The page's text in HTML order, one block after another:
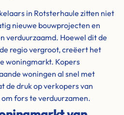
in Rotsterhaule zitten niet
nieuwe bouwprojecten en
verduurzaamd. Hoewel dit de
regio vergroot, creëert het
woningmarkt. Kopers
woningen al snel met
de druk op verkopers van
fors te verduurzamen.